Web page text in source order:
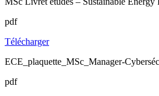
pdf
Télécharger
ECE_plaquette_MSc_Manager-
pdf